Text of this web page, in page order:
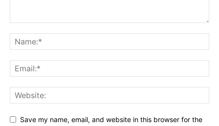
Save my name, email, and website in this browser for the